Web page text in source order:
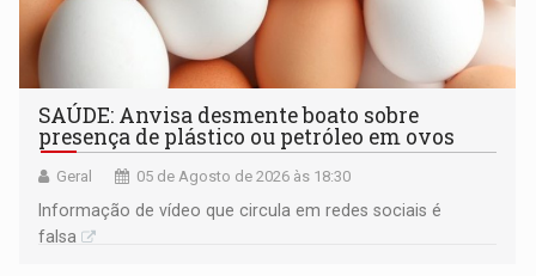
SAÚDE: Anvisa desmente boato sobre
presença de plástico ou petróleo em ovos
Geral 05 de Agosto de 2026 às 18:30
Informação de vídeo que circula em redes sociais é
falsa